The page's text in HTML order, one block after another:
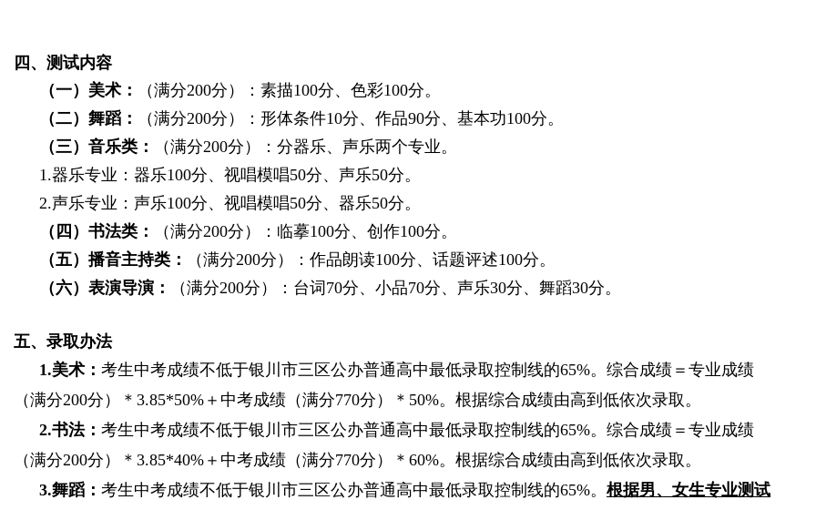
四、测试内容
（一）美术：
（满分200分）：素描100分、色彩100分。
（二）舞蹈：
（满分200分）：形体条件10分、作品90分、基本功100分。
（三）音乐类：
（满分200分）：分器乐、声乐两个专业。
1.器乐专业：器乐100分、视唱模唱50分、声乐50分。
2.声乐专业：声乐100分、视唱模唱50分、器乐50分。
（四）书法类：
（满分200分）：临摹100分、创作100分。
（五）播音主持类：
（满分200分）：作品朗读100分、话题评述100分。
（六）表演导演：
（满分200分）：台词 70分、小品70分、声乐30分、舞蹈30分。
五、录取办法
1.美术： 考生中考成绩不低于银川市三区公办普通高中最低录取控制线的65%。综合成绩＝专业成绩
（满分200分）＊ 3.85*50% ＋中考成绩（满分770分）＊ 50%。根据综合成绩由高到低依次录取。
2.书法： 考生中考成绩不低于银川市三区公办普通高中最低录取控制线的65%。综合成绩＝专业成绩
（满分200分）＊ 3.85*40% ＋中考成绩（满分770分）＊ 60%。根据综合成绩由高到低依次录取。
3.舞蹈： 考生中考成绩不低于银川市三区公办普通高中最低录取控制线的65%。 根据男、女生专业测试